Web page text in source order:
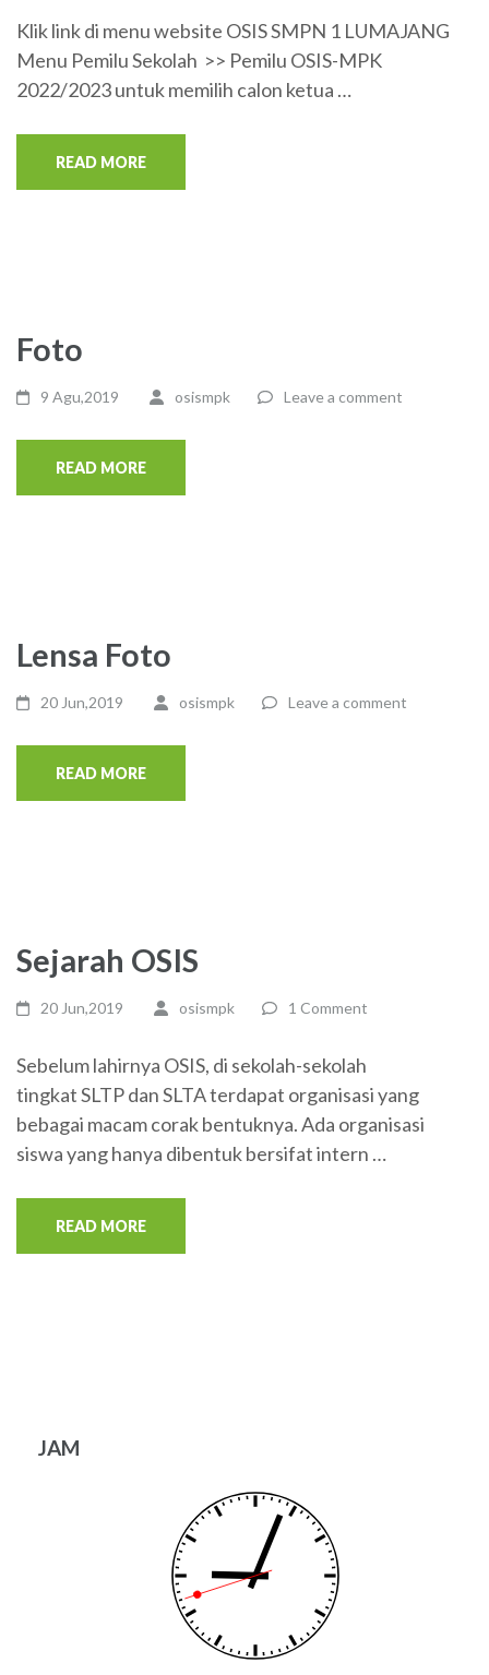
Klik link di menu website OSIS SMPN 1 LUMAJANG
Menu Pemilu Sekolah >> Pemilu OSIS-MPK
2022/2023 untuk memilih calon ketua …
READ MORE
Foto
9 Agu,2019 osismpk Leave a comment
READ MORE
Lensa Foto
20 Jun,2019 osismpk Leave a comment
READ MORE
Sejarah OSIS
20 Jun,2019 osismpk 1 Comment
Sebelum lahirnya OSIS, di sekolah-sekolah
tingkat SLTP dan SLTA terdapat organisasi yang
bebagai macam corak bentuknya. Ada organisasi
siswa yang hanya dibentuk bersifat intern …
READ MORE
JAM